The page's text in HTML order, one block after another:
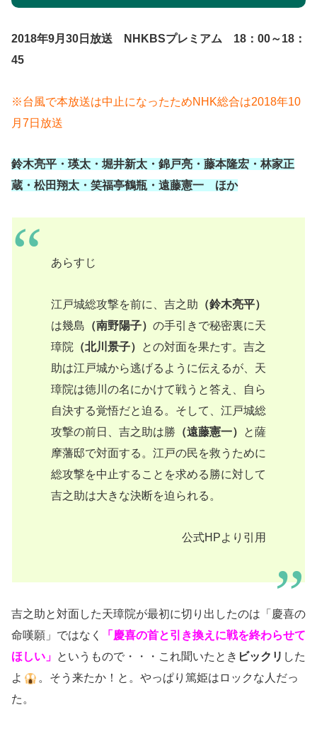
2018年9月30日放送 NHKBSプレミアム 18：00～18：
45
※台風で本放送は中止になったためNHK総合は2018年10
月7日放送
鈴木亮平・瑛太・堀井新太・錦戸亮・藤本隆宏・林家正
蔵・松田翔太・笑福亭鶴瓶・遠藤憲一 ほか
あらすじ
江戸城総攻撃を前に、吉之助 （鈴木亮平）
は幾島 （南野陽子） の手引きで秘密裏に天
璋院 （北川景子）
との対面を果たす。吉之
助は江戸城から逃げるように伝えるが、天
璋院は徳川の名にかけて戦うと答え、自ら
自決する覚悟だと迫る。そして、江戸城総
攻撃の前日、吉之助は勝 （遠藤憲一）
と薩
摩藩邸で対面する。江戸の民を救うために
総攻撃を中止することを求める勝に対して
吉之助は大きな決断を迫られる。
公式HPより引用
吉之助と対面した天璋院が最初に切り出したのは「慶喜の
命嘆願」ではなく
「慶喜の首と引き換えに戦を終わらせて
ほしい」 というもので・・・これ聞いたとき ビックリ した
よ
。そう来たか！と。やっぱり篤姫はロックな人だっ
た。